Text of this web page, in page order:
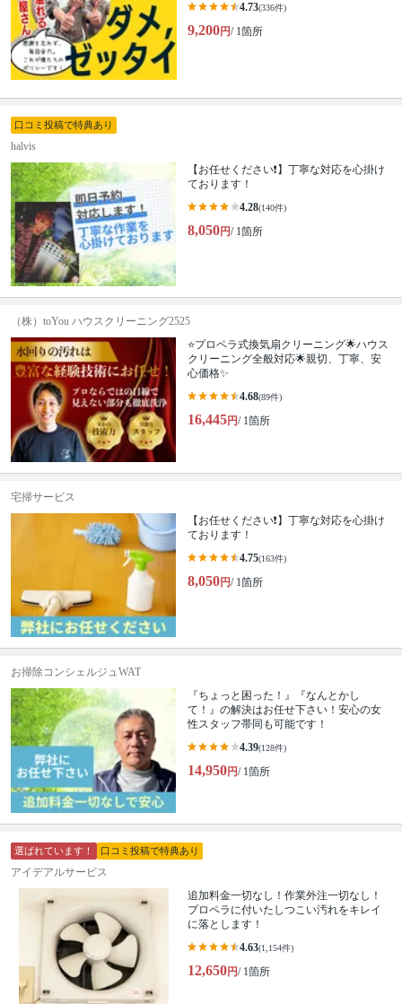
4.73(336件)
9,200円/ 1箇所
口コミ投稿で特典あり
halvis
【お任せください❗️】丁寧な対応を心掛け
ております！
4.28(140件)
8,050円/ 1箇所
（株）toYou ハウスクリーニング2525
⭐️プロペラ式換気扇クリーニング🌟ハウス
クリーニング全般対応🌟親切、丁寧、安
心価格✨
4.68(89件)
16,445円/ 1箇所
宅掃サービス
【お任せください❗️】丁寧な対応を心掛け
ております！
4.75(163件)
8,050円/ 1箇所
お掃除コンシェルジュWAT
『ちょっと困った！』『なんとかし
て！』の解決はお任せ下さい！安心の女
性スタッフ帯同も可能です！
4.39(128件)
14,950円/ 1箇所
選ばれています！ 口コミ投稿で特典あり
アイデアルサービス
追加料金一切なし！作業外注一切なし！
プロペラに付いたしつこい汚れをキレイ
に落とします！
4.63(1,154件)
12,650円/ 1箇所